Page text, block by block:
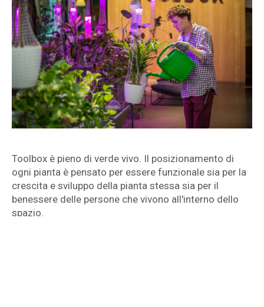
Toolbox è pieno di verde vivo. Il posizionamento di
ogni pianta è pensato per essere funzionale sia per la
crescita e sviluppo della pianta stessa sia per il
benessere delle persone che vivono all'interno dello
spazio.